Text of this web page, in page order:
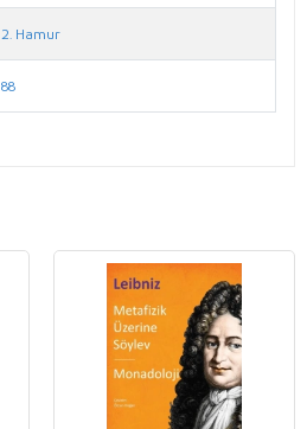
2. Hamur
88